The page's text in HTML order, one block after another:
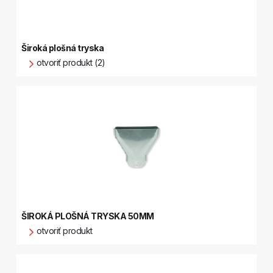
Široká plošná tryska
otvoriť produkt (2)
ŠIROKÁ PLOŠNÁ TRYSKA 50MM
otvoriť produkt